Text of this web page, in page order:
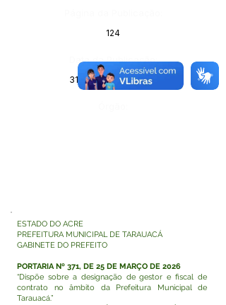
124
Data da Publicação:
31 de março de 2026
ESTADO DO ACRE
PREFEITURA MUNICIPAL DE TARAUACÁ
GABINETE DO PREFEITO
PORTARIA Nº 371, DE 25 DE MARÇO DE 2026
“Dispõe sobre a designação de gestor e fiscal de
contrato no âmbito da Prefeitura Municipal de
Tarauacá.”